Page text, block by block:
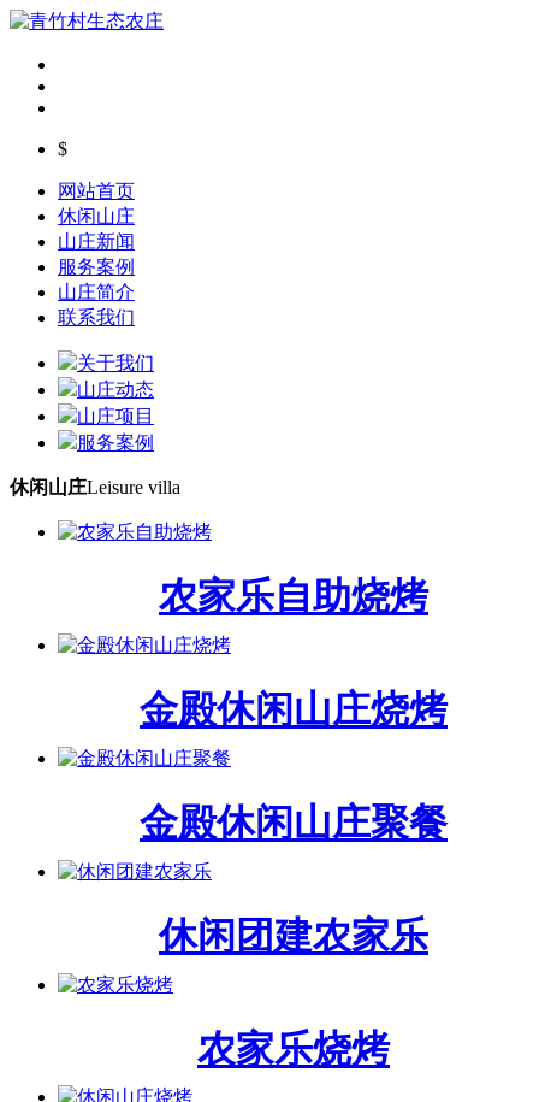
$
网站首页
休闲山庄
山庄新闻
服务案例
山庄简介
联系我们
关于我们
山庄动态
山庄项目
服务案例
休闲山庄Leisure villa
农家乐自助烧烤
金殿休闲山庄烧烤
金殿休闲山庄聚餐
休闲团建农家乐
农家乐烧烤